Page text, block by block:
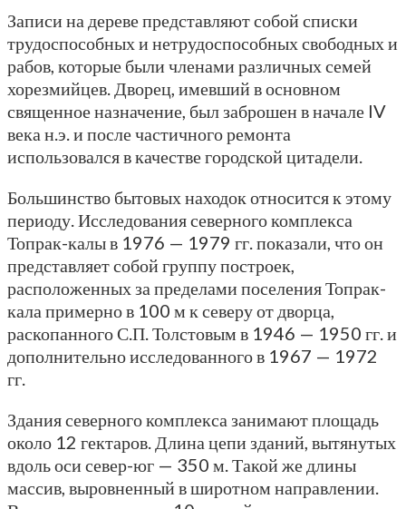
Записи на дереве представляют собой списки
трудоспособных и нетрудоспособных свободных и
рабов, которые были членами различных семей
хорезмийцев. Дворец, имевший в основном
священное назначение, был заброшен в начале IV
века н.э. и после частичного ремонта
использовался в качестве городской цитадели.
Большинство бытовых находок относится к этому
периоду. Исследования северного комплекса
Топрак-калы в 1976 — 1979 гг. показали, что он
представляет собой группу построек,
расположенных за пределами поселения Топрак-
кала примерно в 100 м к северу от дворца,
раскопанного С.П. Толстовым в 1946 — 1950 гг. и
дополнительно исследованного в 1967 — 1972
гг.
Здания северного комплекса занимают площадь
около 12 гектаров. Длина цепи зданий, вытянутых
вдоль оси север-юг — 350 м. Такой же длины
массив, выровненный в широтном направлении.